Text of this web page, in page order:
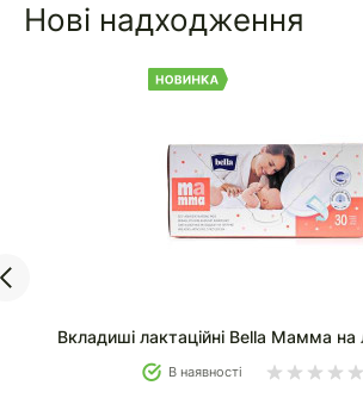
Нові надходження
Вкладиші лактаційні Bella Мамма на
В наявності